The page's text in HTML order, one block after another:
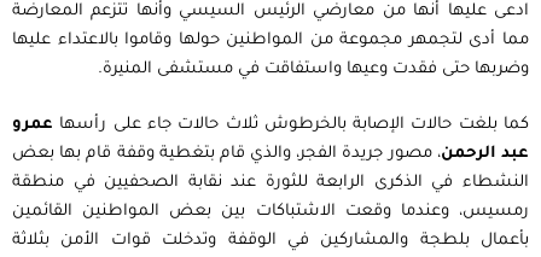
ادعى عليها أنها من معارضي الرئيس السيسي وأنها تتزعم المعارضة
مما أدى لتجمهر مجموعة من المواطنين حولها وقاموا بالاعتداء عليها
وضربها حتى فقدت وعيها واستفاقت في مستشفى المنيرة.
كما بلغت حالات الإصابة بالخرطوش ثلاث حالات جاء على رأسها عمرو
عبد الرحمن، مصور جريدة الفجر، والذي قام بتغطية وقفة قام بها بعض
النشطاء في الذكرى الرابعة للثورة عند نقابة الصحفيين في منطقة
رمسيس، وعندما وقعت الاشتباكات بين بعض المواطنين القائمين
بأعمال بلطجة والمشاركين في الوقفة وتدخلت قوات الأمن بثلاثة